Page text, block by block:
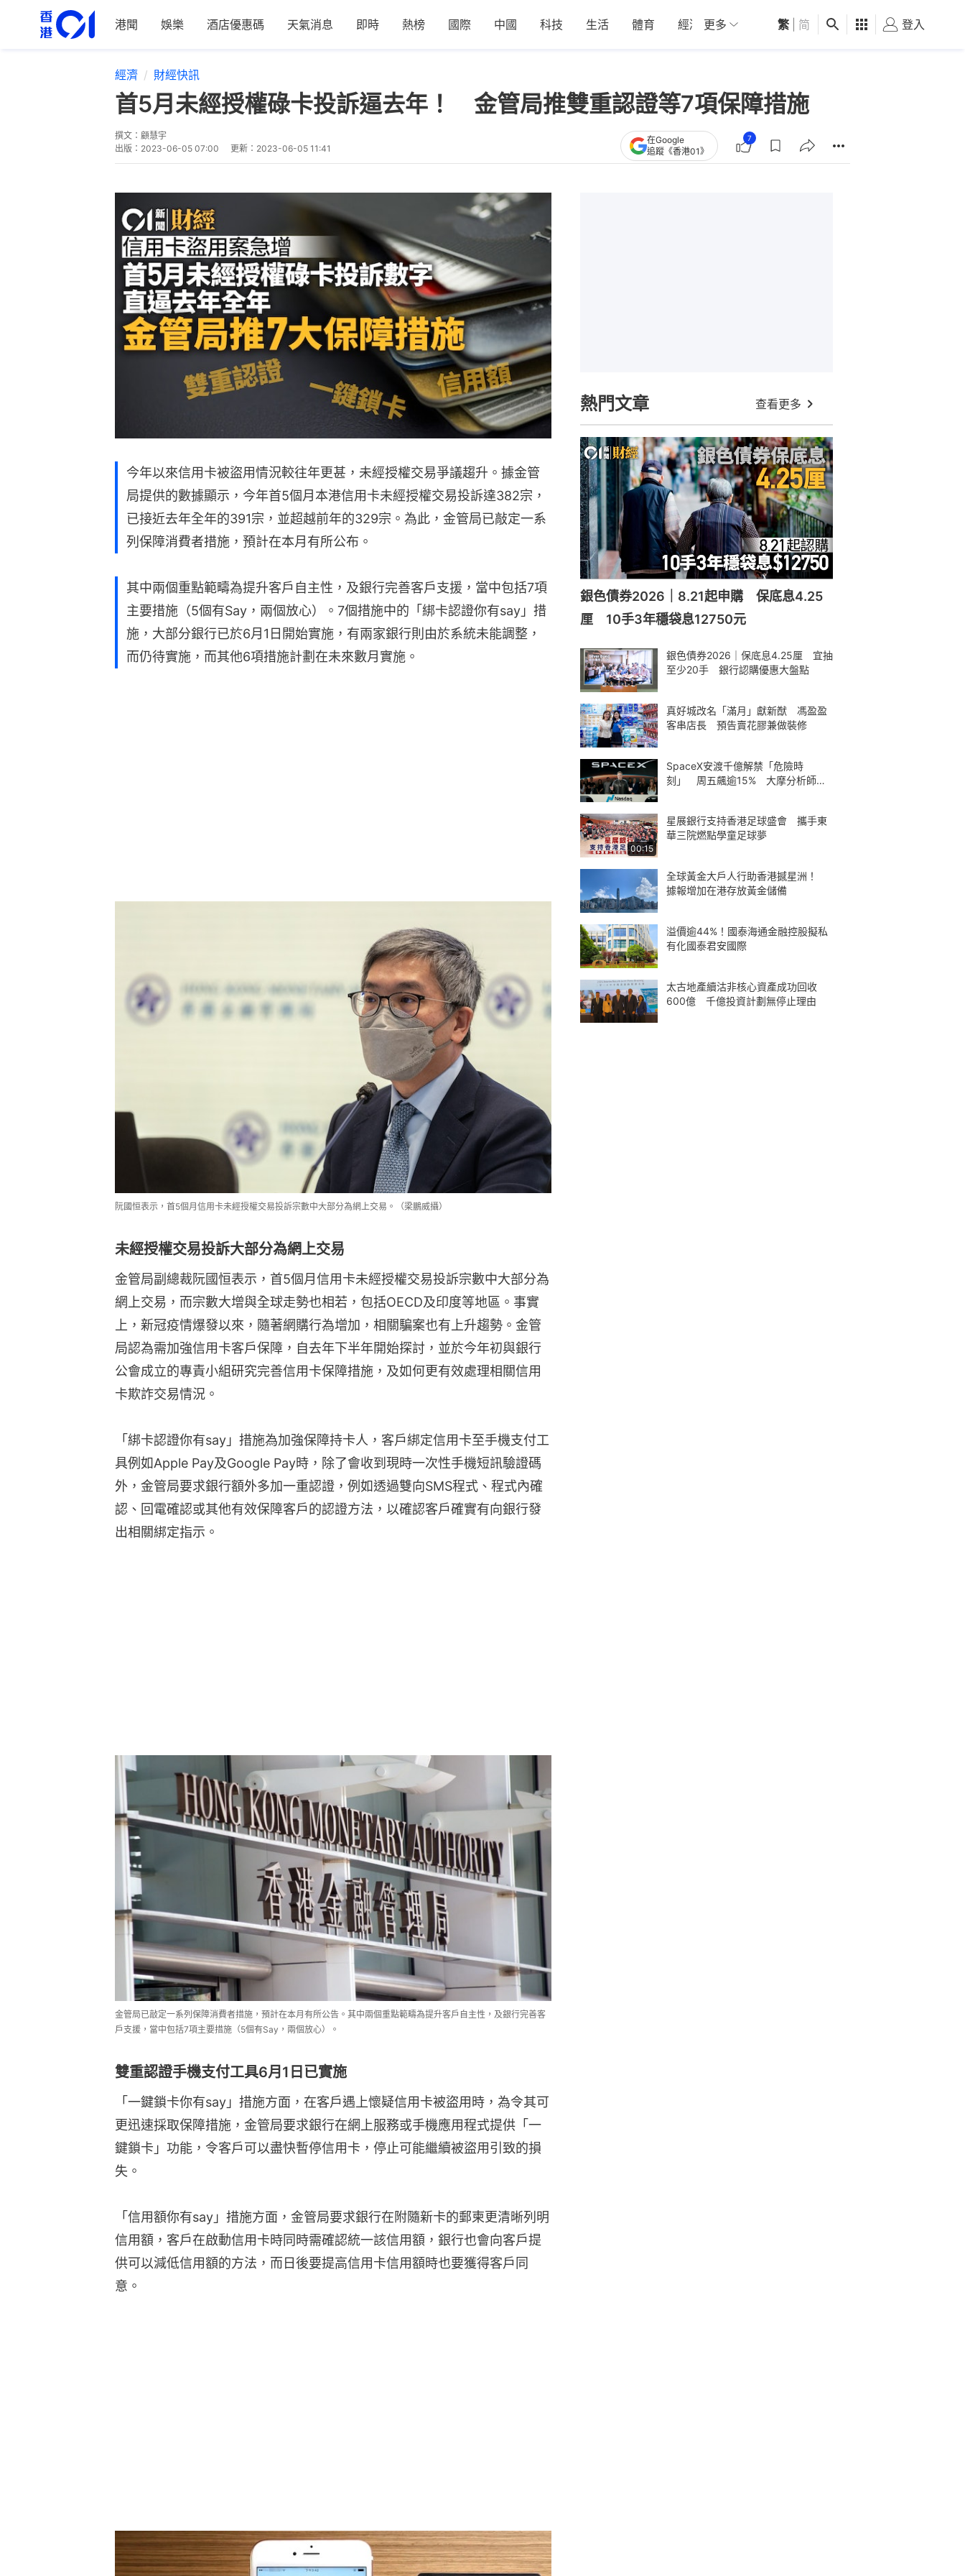
港聞 娛樂 酒店優惠碼 天氣消息 即時 熱榜 國際 中國 科技 生活 體育 經濟 01深圳 觀點 健康 好食玩飛
更多 繁 简 登入
經濟 財經快訊
首5月未經授權碌卡投訴逼去年！ 金管局推雙重認證等7項保障措施
撰文： 顧慧宇
出版： 2023-06-05 07:00 更新： 2023-06-05 11:41
在Google
追蹤《香港01》
7
今年以來信用卡被盜用情況較往年更甚，未經授權交易爭議趨升。據金管
局提供的數據顯示，今年首5個月本港信用卡未經授權交易投訴達382宗，
已接近去年全年的391宗，並超越前年的329宗。為此，金管局已敲定一系
列保障消費者措施，預計在本月有所公布。
其中兩個重點範疇為提升客戶自主性，及銀行完善客戶支援，當中包括7項
主要措施（5個有Say，兩個放心）。7個措施中的「綁卡認證你有say」措
施，大部分銀行已於6月1日開始實施，有兩家銀行則由於系統未能調整，
而仍待實施，而其他6項措施計劃在未來數月實施。
阮國恒表示，首5個月信用卡未經授權交易投訴宗數中大部分為網上交易。（梁鵬威攝）
未經授權交易投訴大部分為網上交易
金管局副總裁阮國恒表示，首5個月信用卡未經授權交易投訴宗數中大部分為
網上交易，而宗數大增與全球走勢也相若，包括OECD及印度等地區。事實
上，新冠疫情爆發以來，隨著網購行為增加，相關騙案也有上升趨勢。金管
局認為需加強信用卡客戶保障，自去年下半年開始探討，並於今年初與銀行
公會成立的專責小組研究完善信用卡保障措施，及如何更有效處理相關信用
卡欺詐交易情況。
「綁卡認證你有say」措施為加強保障持卡人，客戶綁定信用卡至手機支付工
具例如Apple Pay及Google Pay時，除了會收到現時一次性手機短訊驗證碼
外，金管局要求銀行額外多加一重認證，例如透過雙向SMS程式、程式內確
認、回電確認或其他有效保障客戶的認證方法，以確認客戶確實有向銀行發
出相關綁定指示。
金管局已敲定一系列保障消費者措施，預計在本月有所公告。其中兩個重點範疇為提升客戶自主性，及銀行完善客
戶支援，當中包括7項主要措施（5個有Say，兩個放心）。
雙重認證手機支付工具6月1日已實施
「一鍵鎖卡你有say」措施方面，在客戶遇上懷疑信用卡被盜用時，為令其可
更迅速採取保障措施，金管局要求銀行在網上服務或手機應用程式提供「一
鍵鎖卡」功能，令客戶可以盡快暫停信用卡，停止可能繼續被盜用引致的損
失。
「信用額你有say」措施方面，金管局要求銀行在附隨新卡的郵柬更清晰列明
信用額，客戶在啟動信用卡時同時需確認統一該信用額，銀行也會向客戶提
供可以減低信用額的方法，而日後要提高信用卡信用額時也要獲得客戶同
意。
熱門文章 查看更多
銀色債券2026｜8.21起申購 保底息4.25
厘 10手3年穩袋息12750元
銀色債券2026｜保底息4.25厘 宜抽
至少20手 銀行認購優惠大盤點
真好城改名「滿月」獻新猷 馮盈盈
客串店長 預告賣花膠兼做裝修
SpaceX安渡千億解禁「危險時
刻」 周五飆逾15% 大摩分析師神
00:15
星展銀行支持香港足球盛會 攜手東
華三院燃點學童足球夢
全球黃金大戶人行助香港撼星洲！
據報增加在港存放黃金儲備
溢價逾44%！國泰海通金融控股擬私
有化國泰君安國際
太古地產續沽非核心資產成功回收
600億 千億投資計劃無停止理由